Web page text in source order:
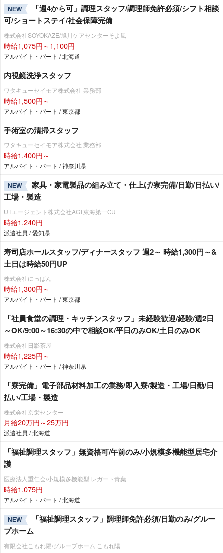
NEW
「週4から可」調理スタッフ/調理師免許必須/シフト相談
可/ショートステイ/社会保障完備
株式会社SOYOKAZE/旭川ケアセンターそよ風
時給1,075円～1,100円
アルバイト・パート / 北海道
内視鏡洗浄スタッフ
ワタキューセイモア株式会社 業務部
時給1,500円～
アルバイト・パート / 東京都
手術室の清掃スタッフ
ワタキューセイモア株式会社 業務部
時給1,400円～
アルバイト・パート / 神奈川県
NEW
家具・家電製品の組み立て・仕上げ/寮完備/日勤/日払い/
工場・製造
UTエージェント株式会社AGT東海第一CU
時給1,240円
派遣社員 / 愛知県
寿司店ホールスタッフ/ディナースタッフ 週2～ 時給1,300円～&
土日は時給50円UP
株式会社にっぱん
時給1,300円～
アルバイト・パート / 東京都
「社員食堂の調理・キッチンスタッフ」未経験歓迎/経験/週2日
～OK/9:00～16:30の中で相談OK/平日のみOK/土日のみOK
株式会社日影茶屋
時給1,225円～
アルバイト・パート / 神奈川県
「寮完備」電子部品材料加工の業務/即入寮/製造・工場/日勤/日
払い/工場・製造
株式会社京栄センター
月給20万円～25万円
派遣社員 / 北海道
「福祉調理スタッフ」無資格可/午前のみ/小規模多機能型居宅介
護
医療法人重仁会/小規模多機能型 レガート青葉
時給1,075円
アルバイト・パート / 北海道
NEW
「福祉調理スタッフ」調理師免許必須/日勤のみ/グルー
プホーム
有限会社こもれ陽/グループホーム こもれ陽